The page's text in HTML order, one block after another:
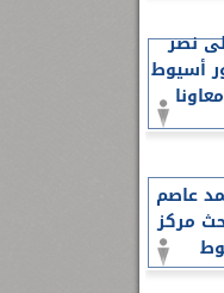
نصر
أسيوط
عاصم
مركز